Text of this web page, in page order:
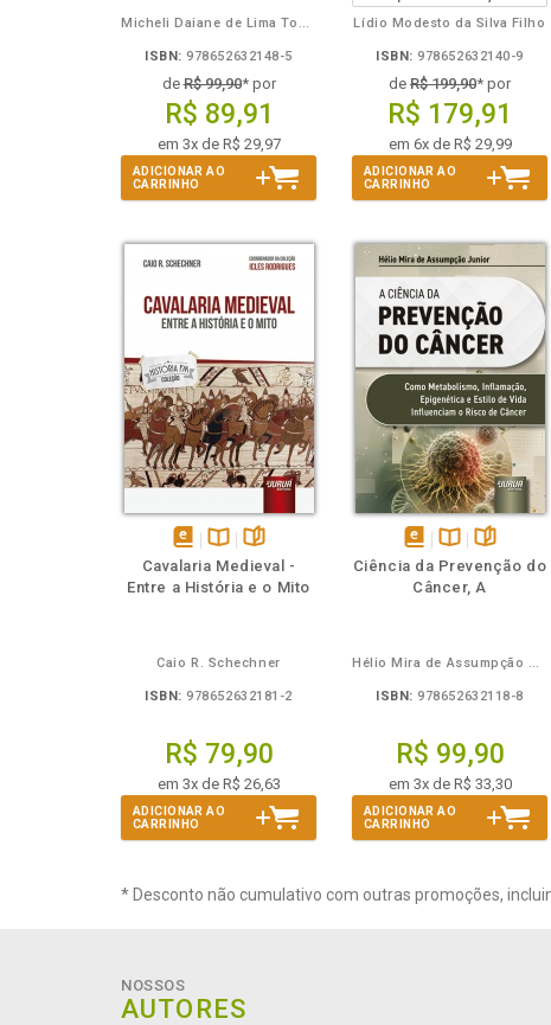
Micheli Daiane de Lima Toporowicz
ISBN: 978652632148-5
deR$ 99,90* por
R$ 89,91
em 3x de R$ 29,97
ADICIONAR AO
CARRINHO
Lídio Modesto da Silva Filho
ISBN: 978652632140-9
de R$ 199,90* por
R$ 179,91
em 6x de R$ 29,99
ADICIONAR AO
CARRINHO
disponível
em
Disponível
na
páginas
Cavalaria Medieval -
Entre a História e o Mito
Caio R. Schechner
ISBN: 978652632181-2
R$ 79,90
em 3x de R$ 26,63
ADICIONAR AO
CARRINHO
disponível
em
Disponível
na
páginas
Ciência da Prevenção do
Câncer, A
Hélio Mira de Assumpção Junior
ISBN: 978652632118-8
R$ 99,90
em 3x de R$ 33,30
ADICIONAR AO
CARRINHO
Também
* Desconto não cumulativo com outras promoções,
NOSSOS
AUTORES